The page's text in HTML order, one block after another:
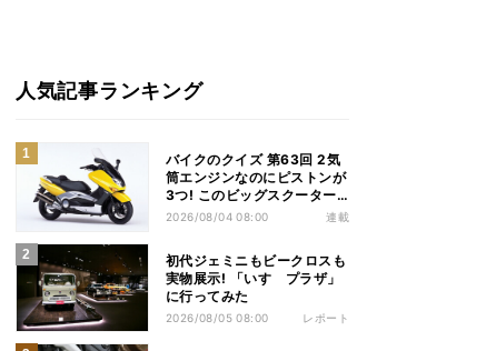
人気記事ランキング
バイクのクイズ 第63回 2気
筒エンジンなのにピストンが
3つ! このビッグスクーター
の名前は?
2026/08/04 08:00 連載
初代ジェミニもビークロスも
実物展示! 「いすゞプラザ」
に行ってみた
2026/08/05 08:00 レポート